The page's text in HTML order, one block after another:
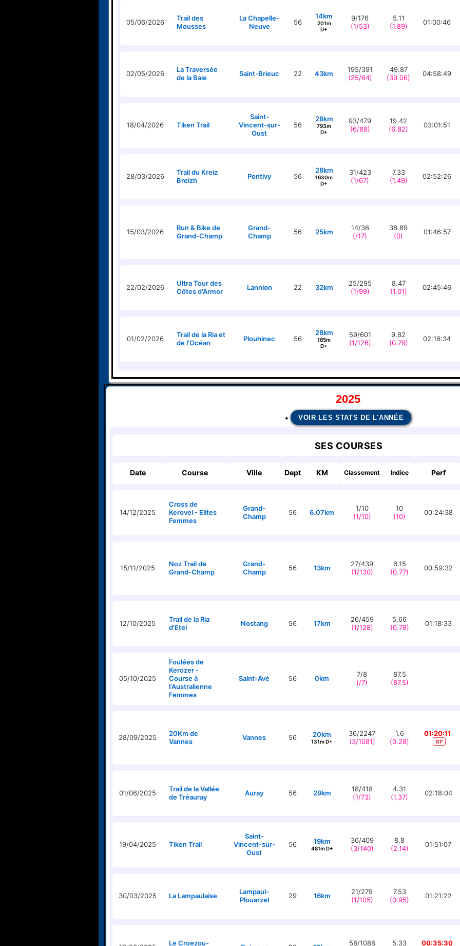
05/06/2026
Trail des
Mousses
La Chapelle-
Neuve
56
14km
201m
D+
9/176
(1/53)
5.11
(1.89)
01:00:46
02/05/2026
La Traversée
de la Baie
Saint-Brieuc 22 43km
195/391
(25/64)
49.87
(39.06)
04:58:49
18/04/2026 Tiken Trail
Saint-
Vincent-sur-
Oust
56
28km
793m
D+
93/479
(6/88)
19.42
(6.82)
03:01:51
28/03/2026
Trail du Kreiz
Breizh
Pontivy 56
28km
1630m
D+
31/423
(1/67)
7.33
(1.49)
02:52:26
15/03/2026
Run & Bike de
Grand-Champ
Grand-
Champ
56 25km
14/36
(/17)
38.89
(0)
01:46:57
22/02/2026
Ultra Tour des
Côtes d'Armor
Lannion 22 32km
25/295
(1/99)
8.47
(1.01)
02:45:46
01/02/2026
Trail de la Ria et
de l'Océan
Plouhinec 56
28km
185m
D+
59/601
(1/126)
9.82
(0.79)
02:16:34
2025
VOIR LES STATS DE L'ANNÉE
SES COURSES
Date Course Ville Dept KM Classement Indice Perf
14/12/2025
Cross de
Kerovel - Elites
Femmes
Grand-
Champ
56 6.07km
1/10
(1/10)
10
(10)
00:24:38
15/11/2025
Noz Trail de
Grand-Champ
Grand-
Champ
56 13km
27/439
(1/130)
6.15
(0.77)
00:59:32
12/10/2025
Trail de la Ria
d'Etel
Nostang 56 17km
26/459
(1/128)
5.66
(0.78)
01:18:33
05/10/2025
Foulées de
Kerozer -
Course à
l'Australienne
Femmes
Saint-Avé 56 0km
7/8
(/7)
87.5
(87.5)
28/09/2025
20Km de
Vannes
Vannes 56 20km
131m D+
36/2247
(3/1081)
1.6
(0.28)
01:20:11
RP
01/06/2025
Trail de la Vallée
de Tréauray
Auray 56 29km
18/418
(1/73)
4.31
(1.37)
02:18:04
19/04/2025 Tiken Trail
Saint-
Vincent-sur-
Oust
56 19km
481m D+
36/409
(3/140)
8.8
(2.14)
01:51:07
30/03/2025 La Lampaulaise
Lampaul-
Plouarzel
29 16km
21/279
(1/105)
7.53
(0.95)
01:21:22
Le Croezou- 58/1088 5.33 00:35:30